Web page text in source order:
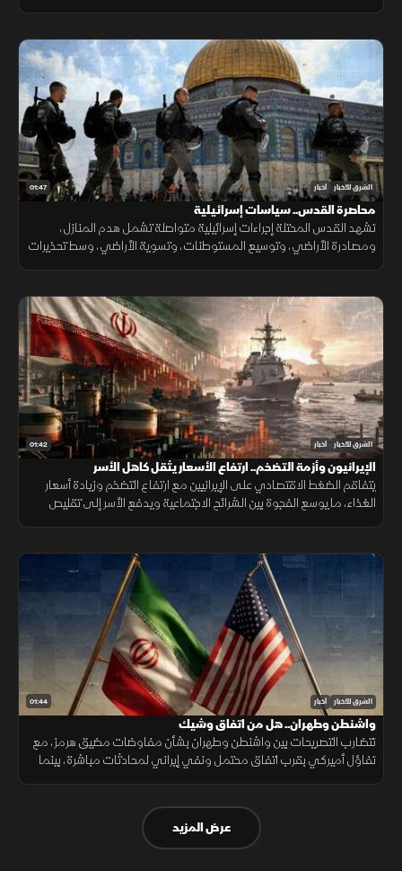
01:47 الشرق للأخبار أخبار
محاصرة القدس.. سياسات إسرائيلية
تشهد القدس المحتلة إجراءات إسرائيلية متواصلة تشمل هدم المنازل،
ومصادرة الأراضي، وتوسيع المستوطنات، وتسوية الأراضي، وسط تحذيرات
01:42 الشرق للأخبار أخبار
الإيرانيون وأزمة التضخم.. ارتفاع الأسعار يثقل كاهل الأسر
يتفاقم الضغط الاقتصادي على الإيرانيين مع ارتفاع التضخم وزيادة أسعار
الغذاء، ما يوسع الفجوة بين الشرائح الاجتماعية ويدفع الأسر إلى تقليص
01:44 الشرق للأخبار أخبار
واشنطن وطهران.. هل من اتفاق وشيك
تتضارب التصريحات بين واشنطن وطهران بشأن مفاوضات مضيق هرمز، مع
تفاؤل أميركي بقرب اتفاق محتمل ونفي إيراني لمحادثات مباشرة، بينما
عرض المزيد